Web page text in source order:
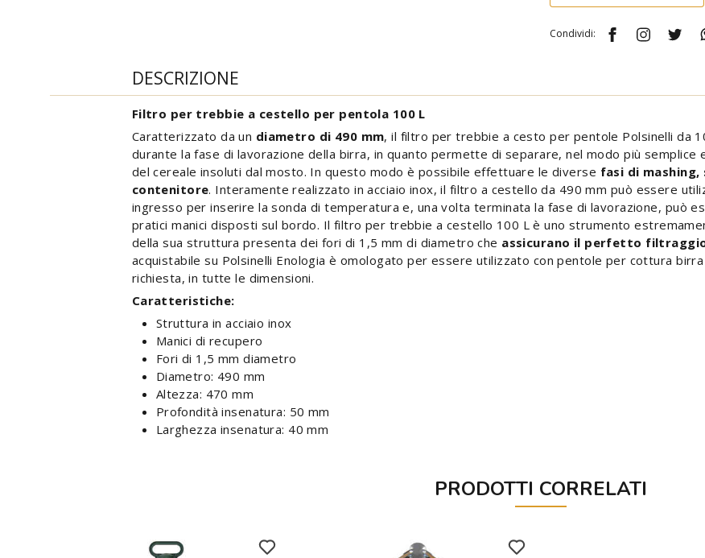
Condividi:
DESCRIZIONE
Filtro per trebbie a cestello per pentola 100 L
Caratterizzato da un diametro di 490 mm, il filtro per trebbie a cesto per pentole Polsinelli da
durante la fase di lavorazione della birra, in quanto permette di separare, nel modo più semplice
del cereale insoluti dal mosto. In questo modo è possibile effettuare le diverse fasi di
contenitore. Interamente realizzato in acciaio inox, il filtro a cestello da 490 mm può essere
ingresso per inserire la sonda di temperatura e, una volta terminata la fase di lavorazione, può
pratici manici disposti sul bordo. Il filtro per trebbie a cestello 100 L è uno strumento
della sua struttura presenta dei fori di 1,5 mm di diametro che assicurano il perfetto
acquistabile su Polsinelli Enologia è omologato per essere utilizzato con pentole per cottura
richiesta, in tutte le dimensioni.
Caratteristiche:
Struttura in acciaio inox
Manici di recupero
Fori di 1,5 mm diametro
Diametro: 490 mm
Altezza: 470 mm
Profondità insenatura: 50 mm
Larghezza insenatura: 40 mm
PRODOTTI CORRELATI